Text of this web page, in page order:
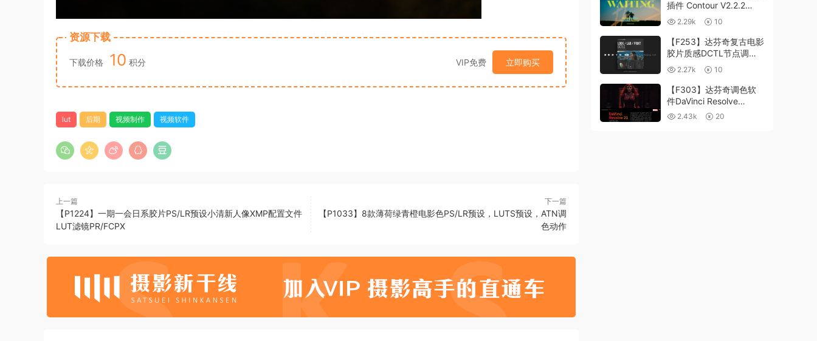
资源下载
下载价格 10 积分 VIP免费 立即购买
lut 后期 视频制作 视频软件
上一篇
【P1224】一期一会日系胶片PS/LR预设小清新人像XMP配置文件
LUT滤镜PR/FCPX
下一篇
【P1033】8款薄荷绿青橙电影色PS/LR预设，LUTS预设，ATN调
色动作
插件 Contour V2.2.2
WinMac 含使用教程
2.29k 10
【F253】达芬奇复古电影
胶片质感DCTL节点调色
预设 MonoNodes LOOK
LAB PRINT V4.0
2.27k 10
【F303】达芬奇调色软
件DaVinci Resolve
Studio21.0.3 中文版
2.43k 20